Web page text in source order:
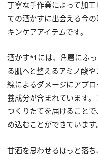
丁寧な手作業によって加
ての酒かすに出会える今
キンケアアイテムです。
酒かす*1には、角層にふ
る肌へと整えるアミノ酸
線によるダメージにアプ
養成分が含まれています
つくりたてを届けること
め込むことができています。
甘酒を思わせるほっと落